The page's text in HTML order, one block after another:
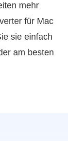
mehr
für Mac
sie einfach
am besten